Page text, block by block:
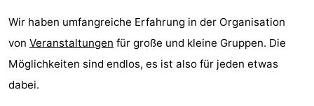
Zandput
Duinzicht
-
Wir haben umfangreiche Erfahrung in der Organisation
von Veranstaltungen für große und kleine Gruppen. Die
Möglichkeiten sind endlos, es ist also für jeden etwas
dabei.